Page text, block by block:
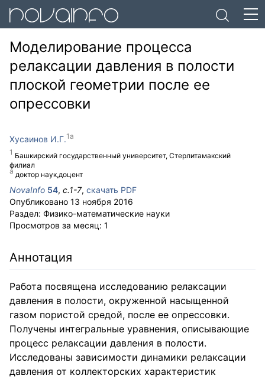
Моделирование процесса
релаксации давления в полости
плоской геометрии после ее
опрессовки
Хусаинов И.Г.
Башкирский государственный университет, Стерлитамакский
филиал
доктор наук,доцент
NovaInfo 54, с.1-7, скачать PDF
Опубликовано 13 ноября 2016
Раздел: Физико-математические науки
Просмотров за месяц: 1
Аннотация
Работа посвящена исследованию релаксации
давления в полости, окруженной насыщенной
газом пористой средой, после ее опрессовки.
Получены интегральные уравнения, описывающие
процесс релаксации давления в полости.
Исследованы зависимости динамики релаксации
давления от коллекторских характеристик